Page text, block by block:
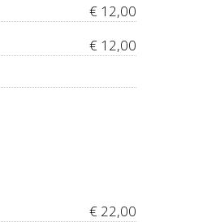
€ 12,00
€ 12,00
€ 22,00